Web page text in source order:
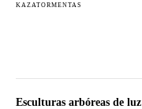
KAZATORMENTAS
Esculturas arbóreas de luz